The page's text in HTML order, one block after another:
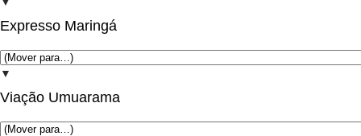
Expresso Maringá
▼
Viação Umuarama